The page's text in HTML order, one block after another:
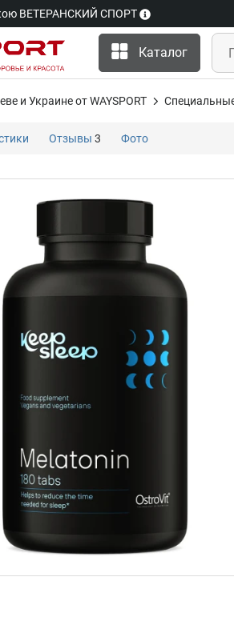
ВЕТЕРАНСКИЙ СПОРТ
Каталог
и Украине от WAYSPORT
Отзывы 3 Фото